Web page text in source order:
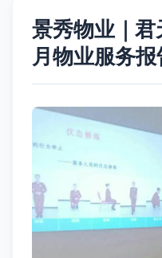
景秀物业｜
月物业服务报